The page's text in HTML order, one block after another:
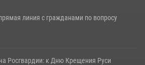
линия с гражданами по вопросу
Росгвардии: к Дню Крещения Руси